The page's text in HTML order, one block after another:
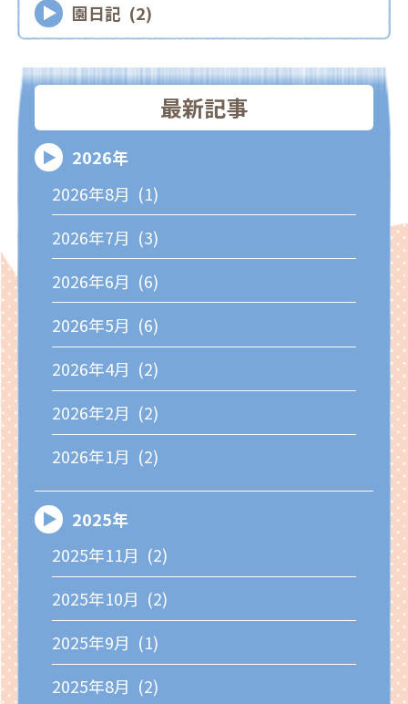
園日記 (2)
最新記事
2026年
2026年8月 (1)
2026年7月 (3)
2026年6月 (6)
2026年5月 (6)
2026年4月 (2)
2026年2月 (2)
2026年1月 (2)
2025年
2025年11月 (2)
2025年10月 (2)
2025年9月 (1)
2025年8月 (2)